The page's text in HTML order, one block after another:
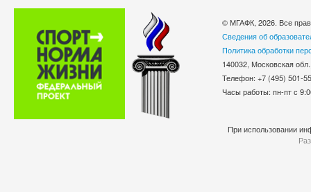
© МГАФК, 2026. Все
Сведения об
Политика обработки
140032, Московская
Телефон: +7 (495)
Часы работы: пн-пт с
При использовании